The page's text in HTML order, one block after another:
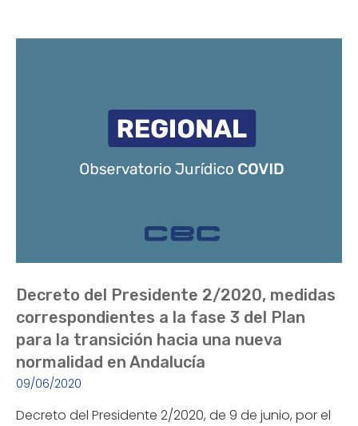
Decreto del Presidente 2/2020, medidas
correspondientes a la fase 3 del Plan
para la transición hacia una nueva
normalidad en Andalucía
09/06/2020
Decreto del Presidente 2/2020, de 9 de junio, por el